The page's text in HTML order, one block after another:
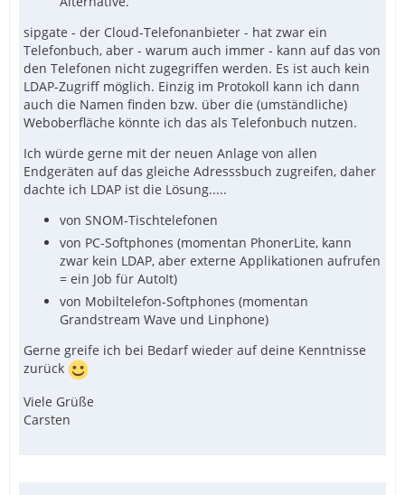
sipgate - der Cloud-Telefonanbieter - hat zwar ein
Telefonbuch, aber - warum auch immer - kann auf das von
den Telefonen nicht zugegriffen werden. Es ist auch kein
LDAP-Zugriff möglich. Einzig im Protokoll kann ich dann
auch die Namen finden bzw. über die (umständliche)
Weboberfläche könnte ich das als Telefonbuch nutzen.
Ich würde gerne mit der neuen Anlage von allen
Endgeräten auf das gleiche Adresssbuch zugreifen, daher
dachte ich LDAP ist die Lösung.....
von SNOM-Tischtelefonen
von PC-Softphones (momentan PhonerLite, kann
zwar kein LDAP, aber externe Applikationen aufrufen
= ein Job für AutoIt)
von Mobiltelefon-Softphones (momentan
Grandstream Wave und Linphone)
Gerne greife ich bei Bedarf wieder auf deine Kenntnisse
zurück
Viele Grüße
Carsten